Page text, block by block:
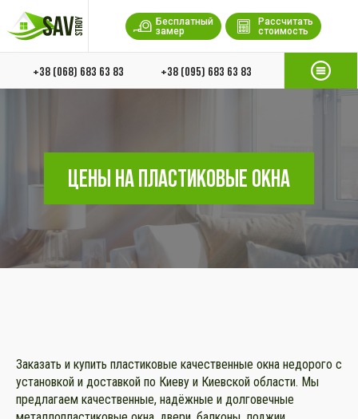
Бесплатный
замер
Рассчитать
стоимость
+38 (068) 683 63 83 +38 (095) 683 63 83
ЦЕНЫ НА ПЛАСТИКОВЫЕ ОКНА
Заказать и купить пластиковые качественные окна недорого с
установкой и доставкой по Киеву и Киевской области. Мы
предлагаем качественные, надёжные и долговечные